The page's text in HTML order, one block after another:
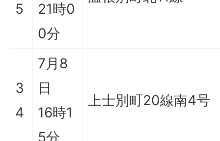
5
21時0
0分
3
4
7月8
日
16時1
5分
上士別町20線南4号